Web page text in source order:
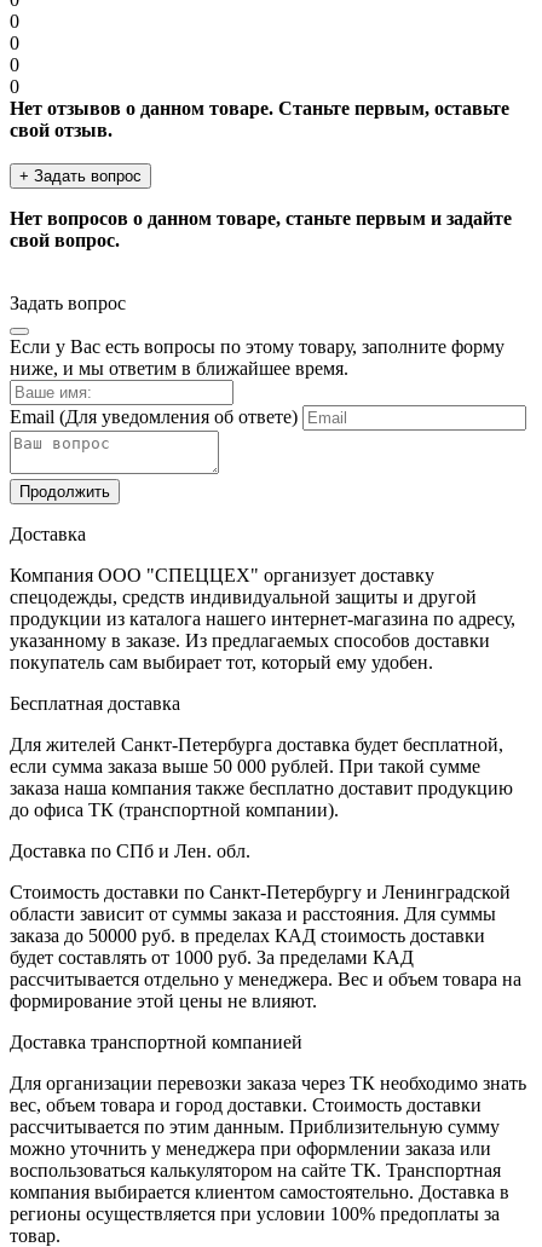
0
0
0
0
Нет отзывов о данном товаре. Станьте первым, оставьте
свой отзыв.
+ Задать вопрос
Нет вопросов о данном товаре, станьте первым и задайте
свой вопрос.
Задать вопрос
Если у Вас есть вопросы по этому товару, заполните форму
ниже, и мы ответим в ближайшее время.
Email (Для уведомления об ответе)
Продолжить
Доставка
Компания ООО "СПЕЦЦЕХ" организует доставку
спецодежды, средств индивидуальной защиты и другой
продукции из каталога нашего интернет-магазина по адресу,
указанному в заказе. Из предлагаемых способов доставки
покупатель сам выбирает тот, который ему удобен.
Бесплатная доставка
Для жителей Санкт-Петербурга доставка будет бесплатной,
если сумма заказа выше 50 000 рублей. При такой сумме
заказа наша компания также бесплатно доставит продукцию
до офиса ТК (транспортной компании).
Доставка по СПб и Лен. обл.
Стоимость доставки по Санкт-Петербургу и Ленинградской
области зависит от суммы заказа и расстояния. Для суммы
заказа до 50000 руб. в пределах КАД стоимость доставки
будет составлять от 1000 руб. За пределами КАД
рассчитывается отдельно у менеджера. Вес и объем товара на
формирование этой цены не влияют.
Доставка транспортной компанией
Для организации перевозки заказа через ТК необходимо знать
вес, объем товара и город доставки. Стоимость доставки
рассчитывается по этим данным. Приблизительную сумму
можно уточнить у менеджера при оформлении заказа или
воспользоваться калькулятором на сайте ТК. Транспортная
компания выбирается клиентом самостоятельно. Доставка в
регионы осуществляется при условии 100% предоплаты за
товар.